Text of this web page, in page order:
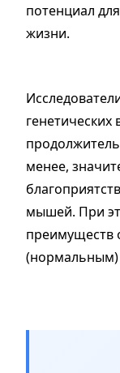
потенциал
жизни.
менее,
мышей. При
преимуществ
(нормальным)